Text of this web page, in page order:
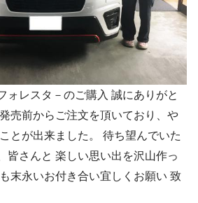
ォレスタ－のご購入 誠にありがと
売前からご注文を頂いており、や
とが出来ました。 待ち望んでいた
皆さんと 楽しい思い出を沢山作っ
末永いお付き合い宜しくお願い 致